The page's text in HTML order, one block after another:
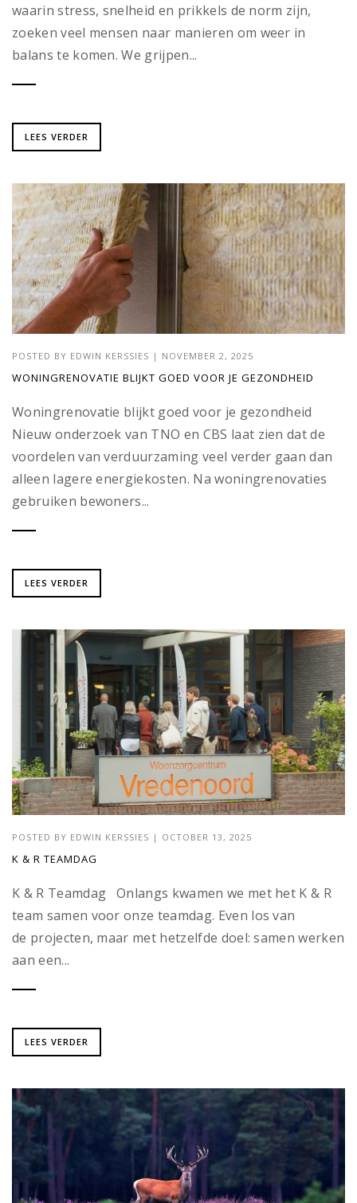
waarin stress, snelheid en prikkels de norm zijn,
zoeken veel mensen naar manieren om weer in
balans te komen. We grijpen...
LEES VERDER
POSTED BY EDWIN KERSSIES | NOVEMBER 2, 2025
WONINGRENOVATIE BLIJKT GOED VOOR JE GEZONDHEID
Woningrenovatie blijkt goed voor je gezondheid
Nieuw onderzoek van TNO en CBS laat zien dat de
voordelen van verduurzaming veel verder gaan dan
alleen lagere energiekosten. Na woningrenovaties
gebruiken bewoners...
LEES VERDER
POSTED BY EDWIN KERSSIES | OCTOBER 13, 2025
K & R TEAMDAG
K & R Teamdag Onlangs kwamen we met het K & R
team samen voor onze teamdag. Even los van
de projecten, maar met hetzelfde doel: samen werken
aan een...
LEES VERDER